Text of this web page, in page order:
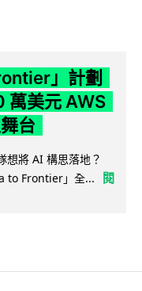
」計劃
美元 AWS
台
想將 AI 構思落地？
to Frontier」全...
閱